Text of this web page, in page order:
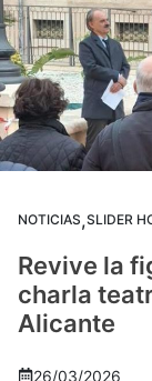
NOTICIAS,SLIDER
Revive la
charla
Alicante
26/03/2026